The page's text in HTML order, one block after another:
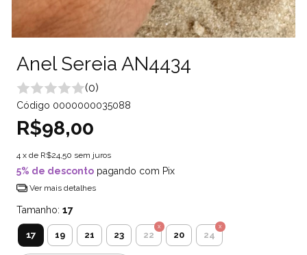
Anel Sereia AN4434
(0)
Código 0000000035088
R$98,00
4 x de R$24,50 sem juros
5% de desconto pagando com Pix
Ver mais detalhes
Tamanho: 17
17 19 21 23 22 20 24